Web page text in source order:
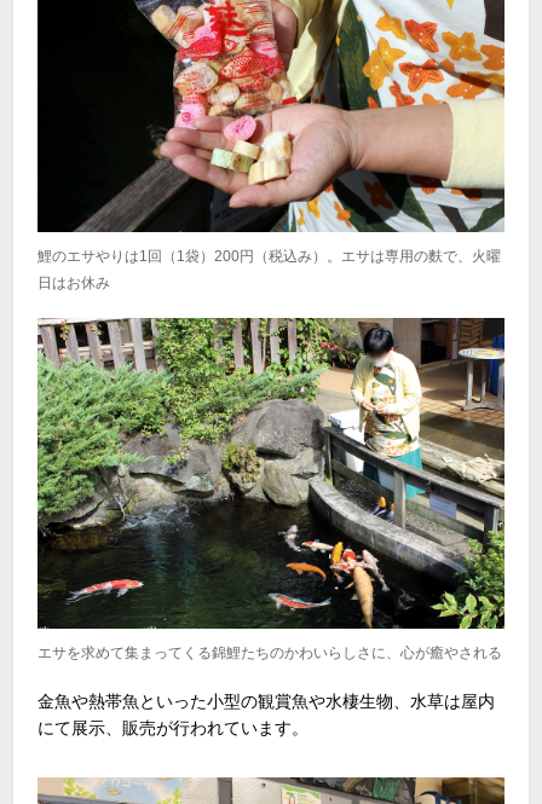
鯉のエサやりは1回（1袋）200円（税込み）。エサは専用の麩で、火曜
日はお休み
エサを求めて集まってくる錦鯉たちのかわいらしさに、心が癒やされる
金魚や熱帯魚といった小型の観賞魚や水棲生物、水草は屋内
にて展示、販売が行われています。